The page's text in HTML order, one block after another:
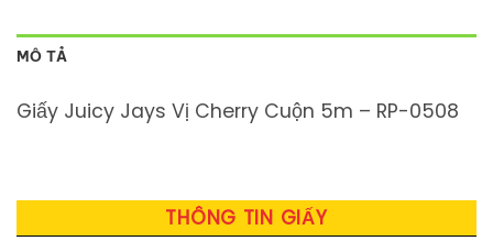
MÔ TẢ
Giấy Juicy Jays Vị Cherry Cuộn 5m – RP-0508
THÔNG TIN GIẤY